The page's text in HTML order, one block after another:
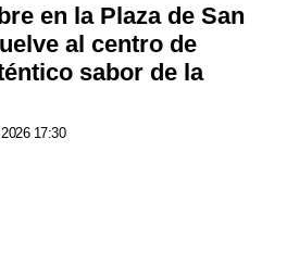
en la Plaza de San
al centro de
sabor de la
17:30